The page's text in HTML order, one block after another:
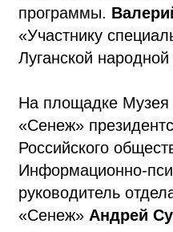
программы.
«Участнику
Луганской
На площадке Музея
«Сенеж»
Российского
Информационно-
руководитель
«Сенеж» Андрей